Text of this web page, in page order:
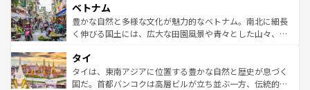
参照してほしい。
容にもいいと評判のスイーツなど、バラエティ豊かな料理
が味わえる。 なお、新着の台湾情報は コンテンツ一覧を参
照してほしい。
き、地方に足を延ばせば四季折々の自然美を楽しむことが
できる。そして、キムチや焼肉、絶品のストリートフード
まで、さまざまな韓国料理が待っている。夜には、韓国な
リティに包まれながら、韓国の多彩な魅力を心ゆくまで味
わってみてほしい。 なお、新着の韓国情報はコンテンツ一
覧を参照してほしい。
ベトナム
豊かな自然と多様な文化が魅力的なベトナム。南北に細長
く伸びる国土には、広大な田園風景や青々とした山々、世
急速な発展と共に伝統が息づく。ハノイの古い町並みやホ
ーチミン市のフランス統治時代の建物も、独特の雰囲気を
醸し出している。また、バラエティの豊かさとおいしさで
タイ
タイは、東南アジアに位置する豊かな自然と歴史が息づく
国だ。首都バンコクは高層ビルが立ち並ぶ一方、伝統的な